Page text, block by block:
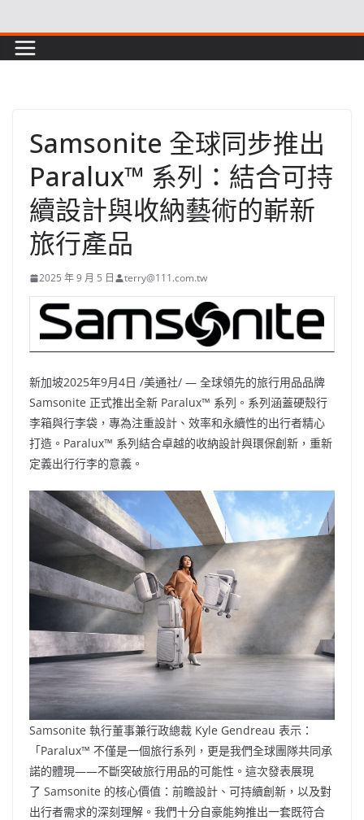
to
content
Samsonite 全球同步推出
Paralux™ 系列：結合可持
續設計與收納藝術的嶄新
旅行產品
2025 年 9 月 5 日 terry@111.com.tw
新加坡2025年9月4日 /美通社/ — 全球領先的旅行用品品牌
Samsonite 正式推出全新 Paralux™ 系列。系列涵蓋硬殼行
李箱與行李袋，專為注重設計、效率和永續性的出行者精心
打造。Paralux™ 系列結合卓越的收納設計與環保創新，重新
定義出行行李的意義。
Samsonite 執行董事兼行政總裁 Kyle Gendreau 表示：
「Paralux™ 不僅是一個旅行系列，更是我們全球團隊共同承
諾的體現——不斷突破旅行用品的可能性。這次發表展現
了 Samsonite 的核心價值：前瞻設計、可持續創新，以及對
出行者需求的深刻理解。我們十分自豪能夠推出一套既符合